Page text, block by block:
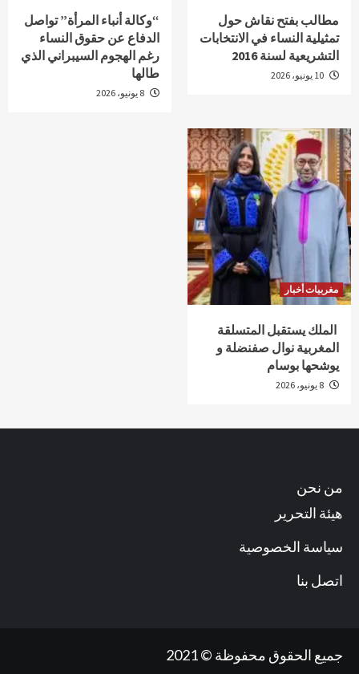
مطالب بفتح نقاش حول
تمثيلية النساء في الانتخابات
التشريعية لسنة 2016
“وكالة أنباء المرأة” تواصل
الدفاع عن حقوق النساء
رغم الهجوم السيبراني الذي
طالها
مغربيات أخبار
الملك يستقبل المتسلقة
المغربية نوال صفنضلة و
يوشحها بوسام
من نحن
هيئة التحرير
سياسة الخصوصية
اتصل بنا
جميع الحقوق محفوظة © 2021